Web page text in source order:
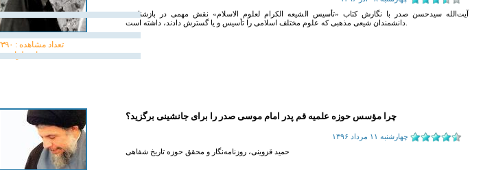
آیت‌الله سیدحسن صدر با نگارش کتاب «تأسیس الشیعه الکرام لعلوم الاسلام» نقش مهمی در بازشناسی
تعداد مشاهده :‌ ۲۳۹۰
تعداد نظرات : ۰
چرا مؤسس حوزه علمیه قم پدر امام موسی صدر را برای جانشینی برگزید؟
حمید قزوینی، روزنامه‌نگار و محقق حوزه تاریخ شفاهی